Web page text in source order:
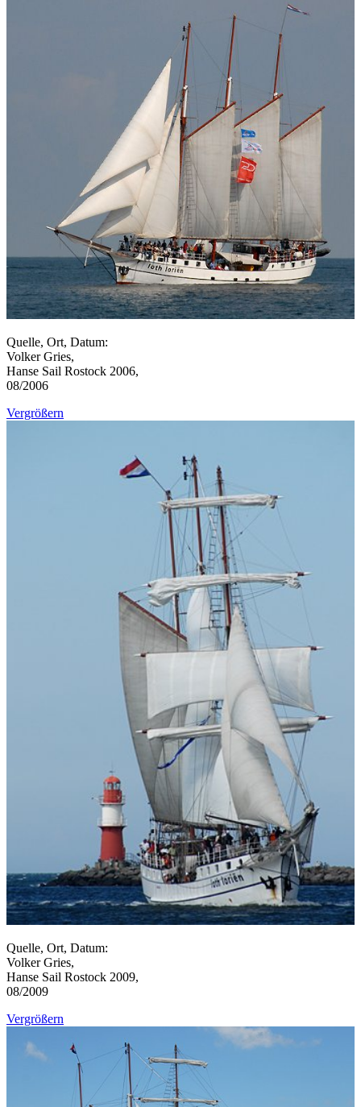
Quelle, Ort, Datum:
Volker Gries,
Hanse Sail Rostock 2006,
08/2006
Vergrößern
Quelle, Ort, Datum:
Volker Gries,
Hanse Sail Rostock 2009,
08/2009
Vergrößern